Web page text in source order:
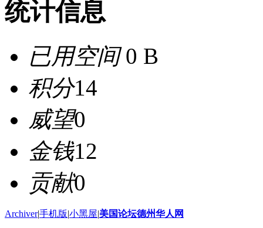
统计信息
已用空间0 B
积分14
威望0
金钱12
贡献0
Archiver|手机版|小黑屋|美国论坛德州华人网